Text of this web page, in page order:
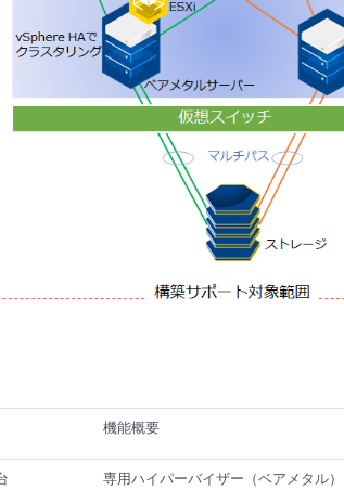
機能概要
専用ハイパーバイザー（ベアメタル）